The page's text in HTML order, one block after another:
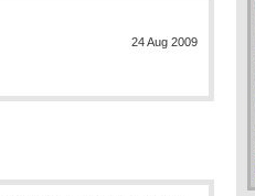
24 Aug 2009